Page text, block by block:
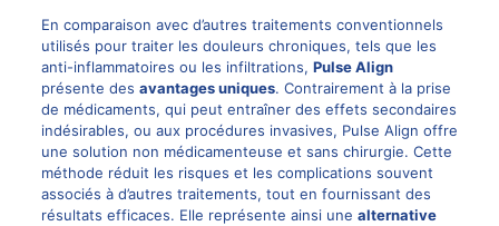
En comparaison avec d’autres traitements conventionnels
utilisés pour traiter les douleurs chroniques, tels que les
anti-inflammatoires ou les infiltrations, Pulse Align
présente des avantages uniques. Contrairement à la prise
de médicaments, qui peut entraîner des effets secondaires
indésirables, ou aux procédures invasives, Pulse Align offre
une solution non médicamenteuse et sans chirurgie. Cette
méthode réduit les risques et les complications souvent
associés à d’autres traitements, tout en fournissant des
résultats efficaces. Elle représente ainsi une alternative